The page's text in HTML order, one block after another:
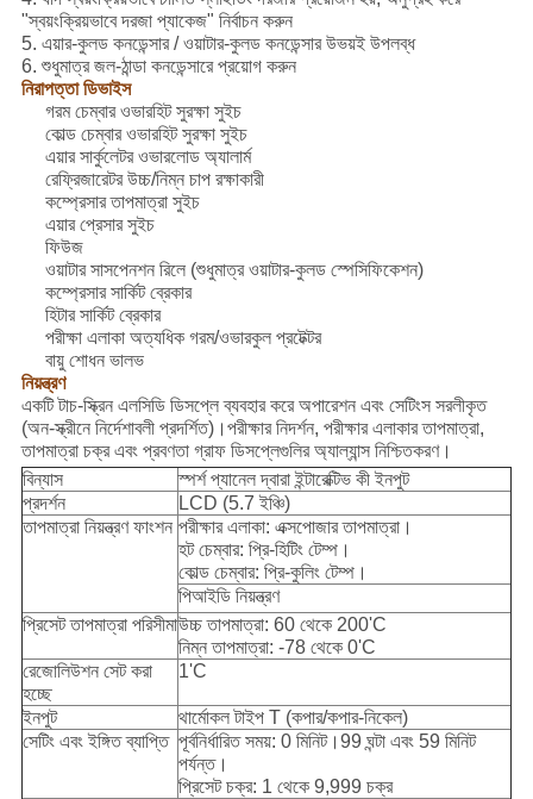
"স্বয়ংক্রিয়ভাবে দরজা প্যাকেজ" নির্বাচন করুন
5. এয়ার-কুলড কনডেন্সার / ওয়াটার-কুলড কনডেন্সার উভয়ই উপলব্ধ
6. শুধুমাত্র জল-ঠান্ডা কনডেন্সারে প্রয়োগ করুন
নিরাপত্তা ডিভাইস
গরম চেম্বার ওভারহিট সুরক্ষা সুইচ
কোল্ড চেম্বার ওভারহিট সুরক্ষা সুইচ
এয়ার সার্কুলেটর ওভারলোড অ্যালার্ম
রেফ্রিজারেটর উচ্চ/নিম্ন চাপ রক্ষাকারী
কম্প্রেসার তাপমাত্রা সুইচ
এয়ার প্রেসার সুইচ
ফিউজ
ওয়াটার সাসপেনশন রিলে (শুধুমাত্র ওয়াটার-কুলড স্পেসিফিকেশন)
কম্প্রেসার সার্কিট ব্রেকার
হিটার সার্কিট ব্রেকার
পরীক্ষা এলাকা অত্যধিক গরম/ওভারকুল প্রটেক্টর
বায়ু শোধন ভালভ
নিয়ন্ত্রণ
একটি টাচ-স্ক্রিন এলসিডি ডিসপ্লে ব্যবহার করে অপারেশন এবং সেটিংস সরলীকৃত
(অন-স্ক্রীনে নির্দেশাবলী প্রদর্শিত)।পরীক্ষার নিদর্শন, পরীক্ষার এলাকার তাপমাত্রা,
তাপমাত্রা চক্র এবং প্রবণতা গ্রাফ ডিসপ্লেগুলির অ্যাল্যান্স নিশ্চিতকরণ।
বিন্যাস
স্পর্শ প্যানেল দ্বারা ইন্টারেক্টিভ কী ইনপুট
প্রদর্শন
LCD (5.7 ইঞ্চি)
তাপমাত্রা নিয়ন্ত্রণ ফাংশন পরীক্ষার এলাকা: এক্সপোজার তাপমাত্রা।
হট চেম্বার: প্রি-হিটিং টেম্প।
কোল্ড চেম্বার: প্রি-কুলিং টেম্প।
পিআইডি নিয়ন্ত্রণ
প্রিসেট তাপমাত্রা পরিসীমাউচ্চ তাপমাত্রা: 60 থেকে 200'C
নিম্ন তাপমাত্রা: -78 থেকে 0'C
রেজোলিউশন সেট করা
হচ্ছে
1'C
ইনপুট
থার্মোকল টাইপ T (কপার/কপার-নিকেল)
সেটিং এবং ইঙ্গিত ব্যাপ্তি পূর্বনির্ধারিত সময়: 0 মিনিট।99 ঘন্টা এবং 59 মিনিট
পর্যন্ত।
প্রিসেট চক্র: 1 থেকে 9,999 চক্র